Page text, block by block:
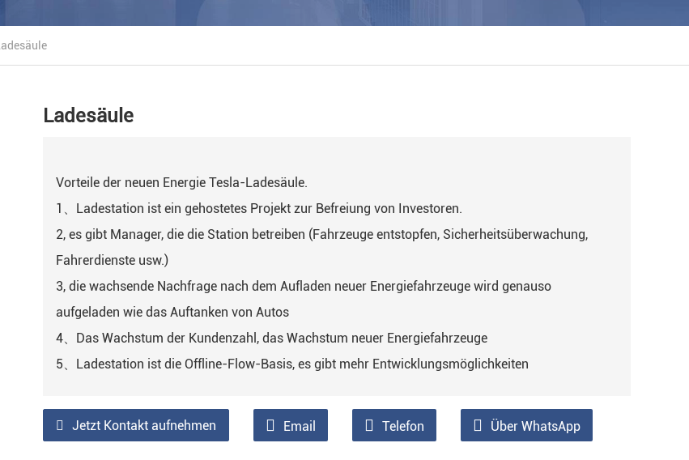
Ladesäule
Ladesäule
Vorteile der neuen Energie Tesla-Ladesäule.
1、Ladestation ist ein gehostetes Projekt zur Befreiung von Investoren.
2, es gibt Manager, die die Station betreiben (Fahrzeuge entstopfen, Sicherheitsüberwachung,
Fahrerdienste usw.)
3, die wachsende Nachfrage nach dem Aufladen neuer Energiefahrzeuge wird genauso
aufgeladen wie das Auftanken von Autos
4、Das Wachstum der Kundenzahl, das Wachstum neuer Energiefahrzeuge
5、Ladestation ist die Offline-Flow-Basis, es gibt mehr Entwicklungsmöglichkeiten
Jetzt Kontakt aufnehmen Email Telefon Über WhatsApp